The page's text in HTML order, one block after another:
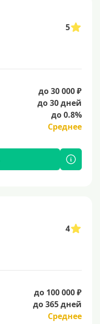
5
до 30 000 ₽
до 30 дней
до 0.8%
Среднее
4
до 100 000 ₽
до 365 дней
Среднее